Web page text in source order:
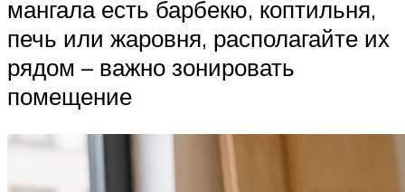
мангала есть барбекю, коптильня,
печь или жаровня, располагайте их
рядом – важно зонировать
помещение